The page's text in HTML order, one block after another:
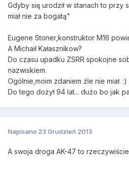
Gdyby się urodził w stanach to przy
miał nie za bogatą"
Eugene Stoner,konstruktor M16
A Michaił Kałasznikow?
Do czasu upadku ZSRR spokojne
nazwiskiem.
Ogólnie,moim zdaniem źle nie miał. :)
Do tego dożył 94 lat... dużo bo jak
Napisano 23 Grudzień 2013
A swoja droga AK-47 to